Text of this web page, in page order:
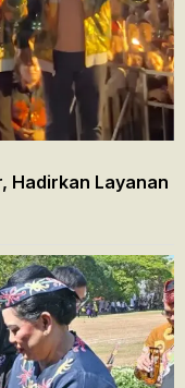
Hadirkan Layanan